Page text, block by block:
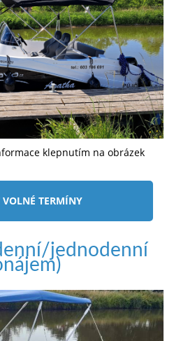
klepnutím na obrázek
TERMÍNY
jednodenní